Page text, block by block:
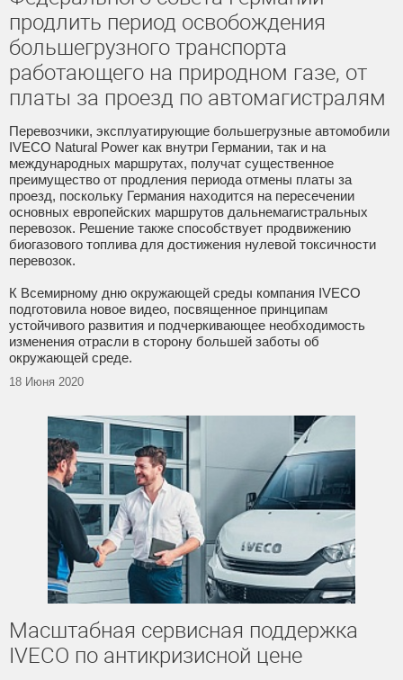
продлить период освобождения
большегрузного транспорта
работающего на природном газе, от
платы за проезд по автомагистралям
Перевозчики, эксплуатирующие большегрузные автомобили
IVECO Natural Power как внутри Германии, так и на
международных маршрутах, получат существенное
преимущество от продления периода отмены платы за
проезд, поскольку Германия находится на пересечении
основных европейских маршрутов дальнемагистральных
перевозок. Решение также способствует продвижению
биогазового топлива для достижения нулевой токсичности
перевозок.
К Всемирному дню окружающей среды компания IVECO
подготовила новое видео, посвященное принципам
устойчивого развития и подчеркивающее необходимость
изменения отрасли в сторону большей заботы об
окружающей среде.
18 Июня 2020
Масштабная сервисная поддержка
IVECO по антикризисной цене